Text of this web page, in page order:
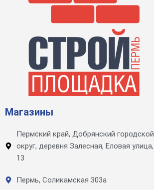
Магазины
Пермский край, Добрянский городской
округ, деревня Залесная, Еловая улица,
13
Пермь, Соликамская 303а